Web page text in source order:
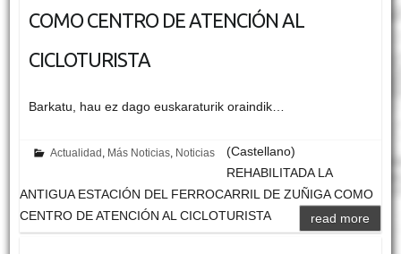
COMO CENTRO DE ATENCIÓN AL
CICLOTURISTA
Barkatu, hau ez dago euskaraturik oraindik…
Actualidad Más Noticias Noticias
(Castellano)
REHABILITADA LA
ANTIGUA ESTACIÓN DEL FERROCARRIL DE ZUÑIGA COMO
CENTRO DE ATENCIÓN AL CICLOTURISTA
read more